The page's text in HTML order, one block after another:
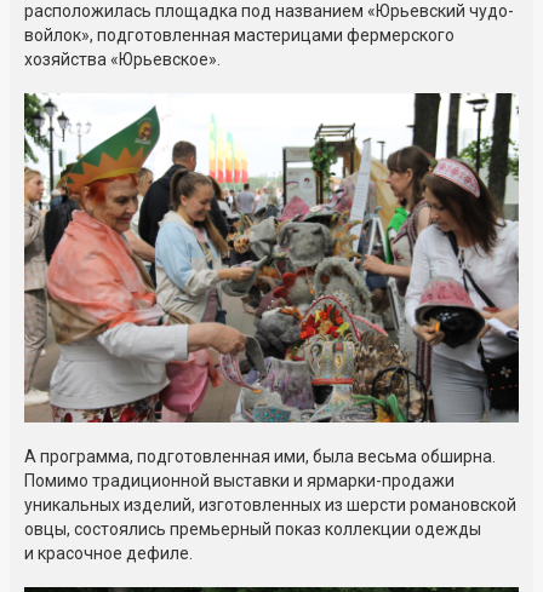
расположилась площадка под названием «Юрьевский чудо-
войлок», подготовленная мастерицами фермерского
хозяйства «Юрьевское».
А программа, подготовленная ими, была весьма обширна.
Помимо традиционной выставки и ярмарки-продажи
уникальных изделий, изготовленных из шерсти романовской
овцы, состоялись премьерный показ коллекции одежды
и красочное дефиле.